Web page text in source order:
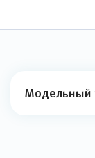
Модельный